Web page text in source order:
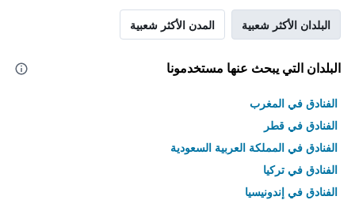
البلدان الأكثر شعبية المدن الأكثر شعبية
البلدان التي يبحث عنها مستخدمونا
الفنادق في المغرب
الفنادق في قطر
الفنادق في المملكة العربية السعودية
الفنادق في تركيا
الفنادق في إندونيسيا